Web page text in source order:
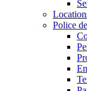
Police